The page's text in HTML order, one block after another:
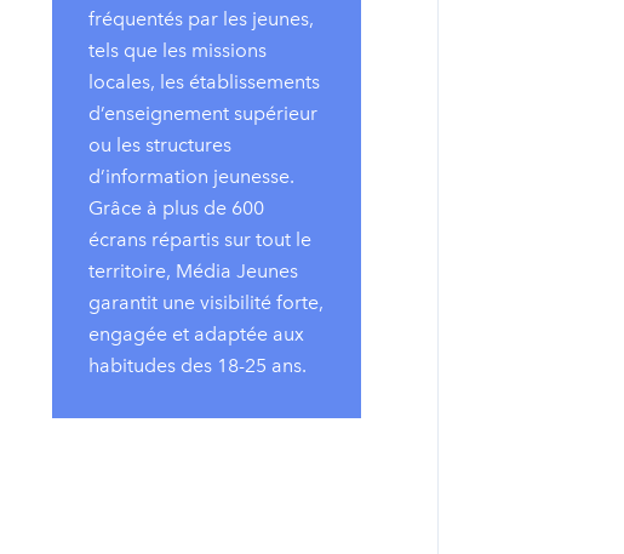
fréquentés par les jeunes,
tels que les missions
locales, les établissements
d’enseignement supérieur
ou les structures
d’information jeunesse.
Grâce à plus de 600
écrans répartis sur tout le
territoire, Média Jeunes
garantit une visibilité forte,
engagée et adaptée aux
habitudes des 18-25 ans.